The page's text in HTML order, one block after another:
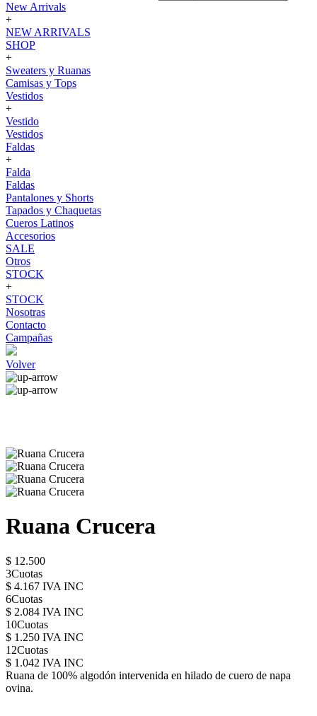
New Arrivals
+
NEW ARRIVALS
SHOP
+
Sweaters y Ruanas
Camisas y Tops
Vestidos
+
Vestido
Vestidos
Faldas
+
Falda
Faldas
Pantalones y Shorts
Tapados y Chaquetas
Cueros Latinos
Accesorios
SALE
Otros
STOCK
+
STOCK
Nosotras
Contacto
Campañas
Volver
Ruana Crucera
$ 12.500
3Cuotas
$ 4.167 IVA INC
6Cuotas
$ 2.084 IVA INC
10Cuotas
$ 1.250 IVA INC
12Cuotas
$ 1.042 IVA INC
Ruana de 100% algodón intervenida en hilado de cuero de napa
ovina.